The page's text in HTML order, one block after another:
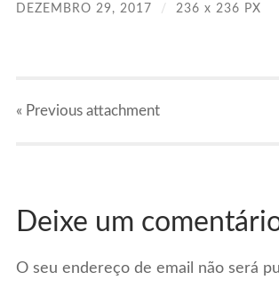
DEZEMBRO 29, 2017 / 236 x 236 PX
« Previous attachment
Deixe um
O seu endereço de email não será